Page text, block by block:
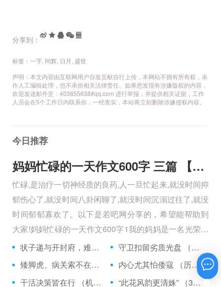
分享到：
标签： 一字 同辉 日月 盛世
声明：本文内容由互联网用户自发贡献自行上传，本网站不拥有所有权，未
作人工编辑处理，也不承担相关法律责任。如果您发现有涉嫌版权的内容，
欢迎发送邮件至：403855638#qq.com 进行举报，并提供相关证据，工作
人员会在5个工作日内联系你，一经查实，本站将立刻删除涉嫌侵权内容。
今日推荐
妈妈忙碌的一天作文600字 三篇 【600字】
忙碌,是治疗一切神经质的良药,人一旦忙起来,就没时间抑
郁伤心了,就没时间八卦闲聊了,就没时间沉溺过往了,就没
时间郁郁寡欢了。以下是若吧网分享的，希望能帮助到
大家!妈妈忙碌的一天作文600字1我的妈妈是一名光荣的
人民警察，她总有做不完的事情。
状子递与开封府，难忍怒气心中生 （5字口语）
守卫扣留劣质光盘 （5字常言）
矮脚虎、病关索不在，智多星、行者前往此处 （七字俗语）
内心尤其怕倭寇 （历法用语一卷帘）
干活决策皆在行 （机构简称二）
“此花风韵更清姝” （3字手机品牌）